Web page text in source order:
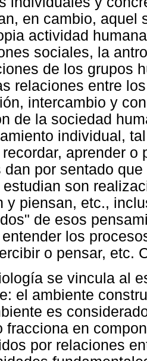
en cambio, aquel
actividad
sociales, la
de los grupos
relaciones entre
intercambio y
de la sociedad
individual,
aprender
dan por sentado
estudian son
y piensan, etc.,
de esos
los
o pensar, etc.
se vincula al
el ambiente
es
fracciona en
por relaciones